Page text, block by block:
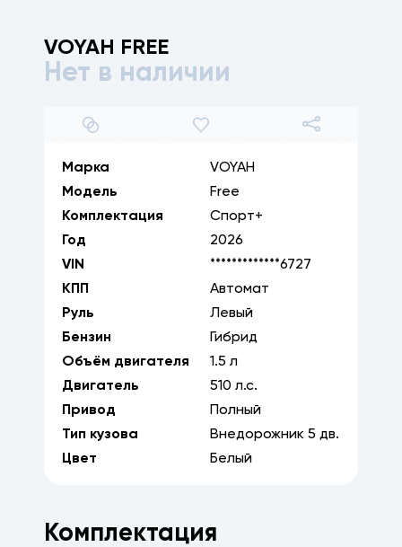
VOYAH FREE
Нет в наличии
1/16
Марка
VOYAH
Модель
Free
Комплектация
Спорт+
Год
2026
VIN
*************6727
КПП
Автомат
Руль
Левый
Бензин
Гибрид
Объём двигателя
1.5 л
Двигатель
510 л.с.
Привод
Полный
Тип кузова
Внедорожник 5 дв.
Цвет
Белый
Комплектация